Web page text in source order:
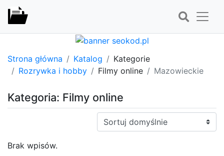
Strona główna Katalog
Kategorie
Rozrywka i hobby
Filmy online Mazowieckie
Kategoria: Filmy online
Sortuj:
Brak wpisów.